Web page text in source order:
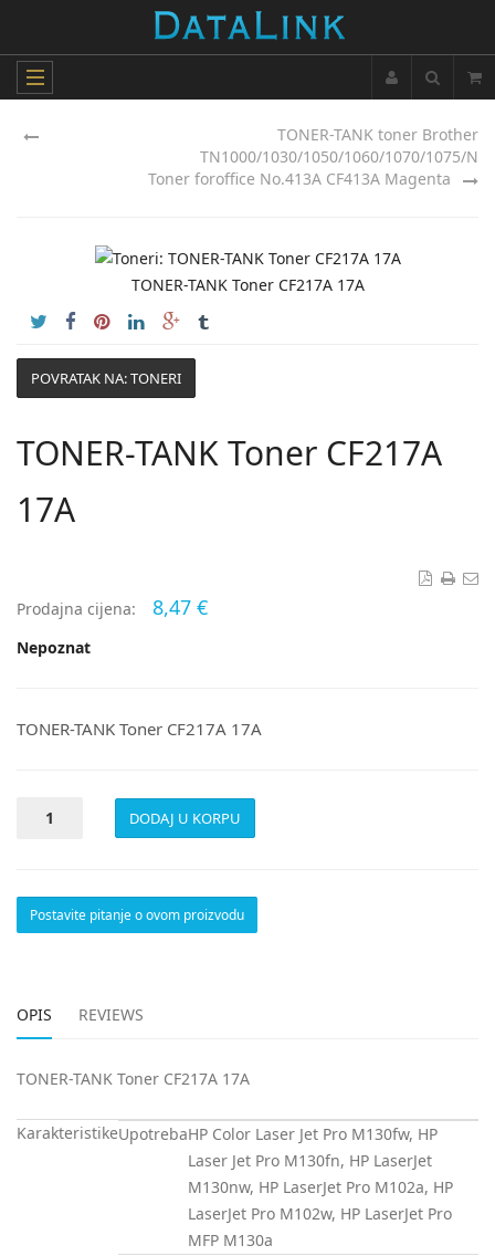
TONER-TANK toner Brother
TN1000/1030/1050/1060/1070/1075/N
Toner foroffice No.413A CF413A Magenta
TONER-TANK Toner CF217A 17A
POVRATAK NA: TONERI
TONER-TANK Toner CF217A
17A
Prodajna cijena: 8,47 €
Nepoznat
TONER-TANK Toner CF217A 17A
Postavite pitanje o ovom proizvodu
OPIS REVIEWS
TONER-TANK Toner CF217A 17A
KarakteristikeUpotrebaHP Color Laser Jet Pro M130fw, HP
Laser Jet Pro M130fn, HP LaserJet
M130nw, HP LaserJet Pro M102a, HP
LaserJet Pro M102w, HP LaserJet Pro
MFP M130a